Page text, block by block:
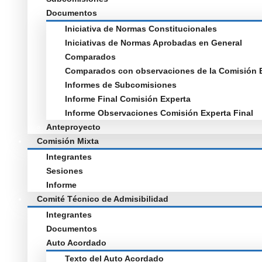
Documentos
Iniciativa de Normas Constitucionales
Iniciativas de Normas Aprobadas en General
Comparados
Comparados con observaciones de la Comisión
Informes de Subcomisiones
Informe Final Comisión Experta
Informe Observaciones Comisión Experta Final
Anteproyecto
Comisión Mixta
Integrantes
Sesiones
Informe
Comité Técnico de Admisibilidad
Integrantes
Documentos
Auto Acordado
Texto del Auto Acordado